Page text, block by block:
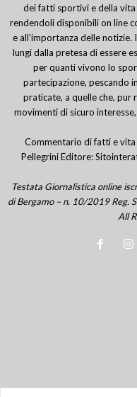
dei fatti sportivi e della
rendendoli disponibili on line
e all’importanza delle
lungi dalla pretesa di essere
per quanti vivono lo
partecipazione, pescando
praticate, a quelle che, pur
movimenti di sicuro
Commentario di fatti e
Pellegrini Editore:
Testata Giornalistica online
di Bergamo – n. 10/2019
All